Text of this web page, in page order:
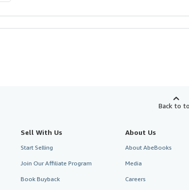
Back to
Sell With Us
Start Selling
Join Our Affiliate Program
Book Buyback
About Us
About AbeBooks
Media
Careers